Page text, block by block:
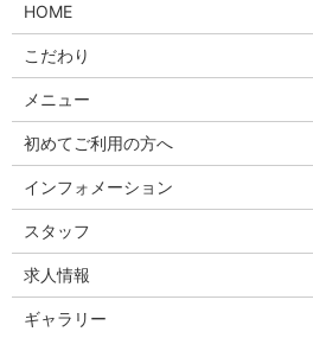
HOME
こだわり
メニュー
初めてご利用の方へ
インフォメーション
スタッフ
求人情報
ギャラリー